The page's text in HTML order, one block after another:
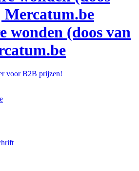
wonden (doos van
voor B2B prijzen!